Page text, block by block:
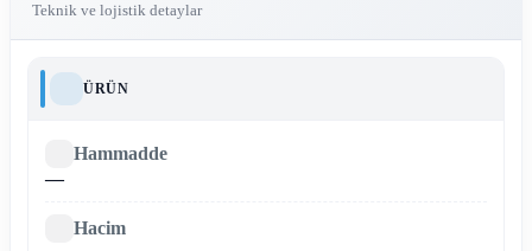
Teknik ve lojistik detaylar
ÜRÜN
Hammadde
—
Hacim